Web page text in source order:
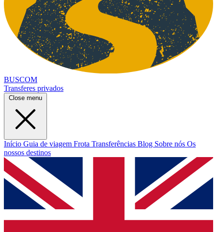
BUSCOM
Transferes privados
Close menu
Início Guia de viagem Frota Transferências Blog Sobre nós Os
nossos destinos